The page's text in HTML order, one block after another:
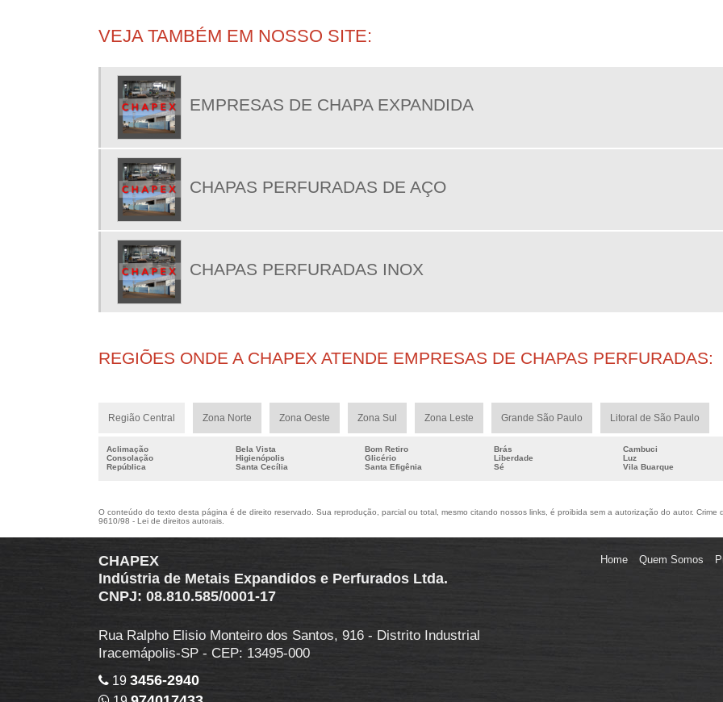
VEJA TAMBÉM EM NOSSO SITE:
EMPRESAS DE CHAPA EXPANDIDA
CHAPAS PERFURADAS DE AÇO
CHAPAS PERFURADAS INOX
REGIÕES ONDE A CHAPEX ATENDE EMPRESAS DE CHAPAS PERFURADAS:
Região Central Zona Norte Zona Oeste Zona Sul Zona Leste Grande São Paulo Litoral de São Paulo
Aclimação Bela Vista Bom Retiro Brás Cambuci
Consolação
Higienópolis Glicério Liberdade Luz
República
Santa Cecília Santa Efigênia Sé Vila Buarque
O conteúdo do texto desta página é de direito reservado. Sua reprodução, parcial ou total, mesmo citando nossos links, é proibida sem a autorização do autor.
9610/98 - Lei de direitos autorais.
CHAPEX
Indústria de Metais Expandidos e Perfurados Ltda.
CNPJ: 08.810.585/0001-17
Rua Ralpho Elisio Monteiro dos Santos, 916 - Distrito Industrial
Iracemápolis-SP - CEP: 13495-000
19 3456-2940
Home Quem Somos